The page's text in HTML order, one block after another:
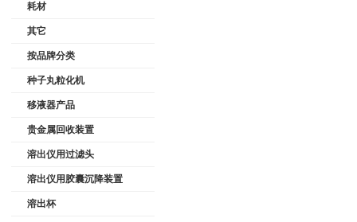
耗材
其它
按品牌分类
种子丸粒化机
移液器产品
贵金属回收装置
溶出仪用过滤头
溶出仪用胶囊沉降装置
溶出杯